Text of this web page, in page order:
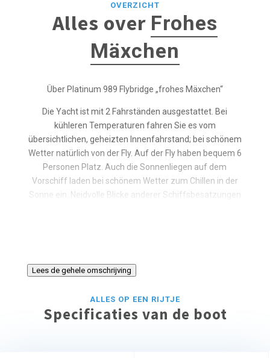
OVERZICHT
Alles over Frohes
Mäxchen
Über Platinum 989 Flybridge „frohes Mäxchen“
Die Yacht ist mit 2 Fahrständen ausgestattet. Bei
kühleren Temperaturen fahren Sie es vom
übersichtlichen, geheizten Innenfahrstand; bei schönem
Wetter natürlich von der Fly. Auf der Fly haben bequem 6
Personen Platz. Auch die Sonnenliegen auf dem
Vorschiff laden bei schönem Wetter zum Chillen in der
Sonne ein. Neidvolle Blicke anderer Schiffsbesatzungen
Personen kann Schlafplatz auf dem Salonsofa
Menschen, denen Komfort und gutes Handling wichtig
sind, die die Schönheit der Mecklenburgischen- und
Lees de gehele omschrijving
ALLES OP EEN RIJTJE
Specificaties van de boot